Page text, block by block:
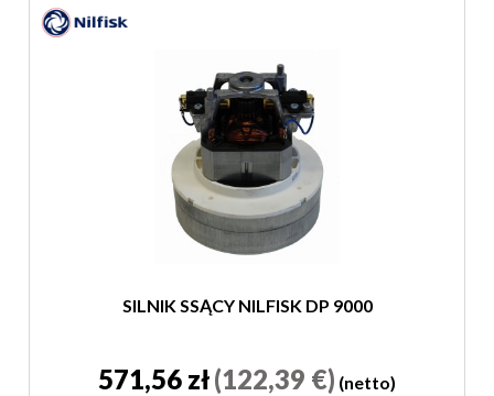
SILNIK SSĄCY NILFISK DP 9000
571,56 zł(122,39 €) (netto)